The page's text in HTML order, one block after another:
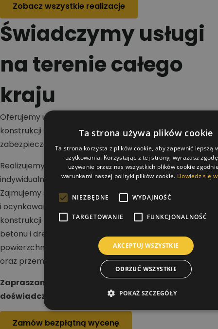
Zobacz wszystkie realizacje
Świadczymy usługi
na terenie całego
kraju
Oferujemy usługi w zakresie malowania dachów,
konstrukcji stalowych i betonowych oraz wykonywania
zabezpieczeń antykorozyjnych i ogniochronnych.
Realizujemy projekty na terenie całej Polski dla klientów
indywidualnych, firm i inwestorów przemysłowych.
Zajmujemy się renowacją dachów stalowych, blaszanych
i ocynkowanych, a także malowaniem hal oraz
konstrukcji nośnych. Wykonujemy zabezpieczenia stali,
betonu i drewna, dbając o trwałość i odporność
powierzchni na działanie warunków atmosferycznych
oraz przemysłowych.
Zapraszamy do kontaktu i realizacji projektu z
doświadczonym wykonawcą.
Zamów bezpłątną wycenę
Ta strona używa plików cookie
Ta strona korzysta z plików cookie, aby zapewnić lepszą
użytkowania. Korzystając z tej strony, wyrażasz
używanie przez nas wszystkich plików cookie
warunkami naszej polityki plików cookie. Dowiedz się
NIEZBĘDNE WYDAJNOŚĆ
TARGETOWANIE FUNKCJONALNOŚĆ
AKCEPTUJ WSZYSTKIE
ODRZUĆ WSZYSTKIE
POKAŻ SZCZEGÓŁY